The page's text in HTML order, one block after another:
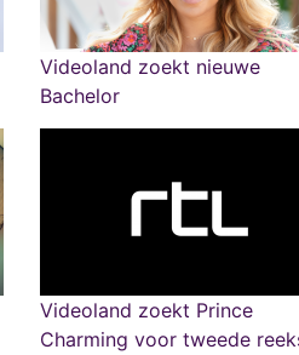
Videoland zoekt nieuwe
Bachelor
Videoland zoekt Prince
Charming voor tweede